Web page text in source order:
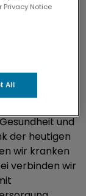
moderne
und
der heutigen
wir kranken
verbinden wir
Notice
All